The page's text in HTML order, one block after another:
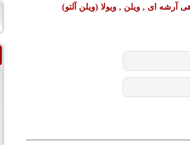
ای , ویلن , ویولا (ویلن آلتو)